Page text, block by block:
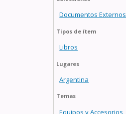
Documentos Externos
Tipos de ítem
Libros
Lugares
Argentina
Temas
Equipos y Accesorios